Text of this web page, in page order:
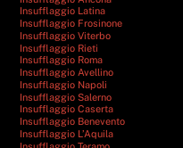
Insufflaggio Latina
Insufflaggio Frosinone
Insufflaggio Viterbo
Insufflaggio Rieti
Insufflaggio Roma
Insufflaggio Avellino
Insufflaggio Napoli
Insufflaggio Salerno
Insufflaggio Caserta
Insufflaggio Benevento
Insufflaggio L’Aquila
Insufflaggio Teramo